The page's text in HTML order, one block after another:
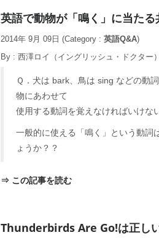
英語で動物が「鳴く」に当たる
2014年 9月 09日 (Category : 英語Q&A)
By : 西澤ロイ（イングリッシュ・ドクター）
Ｑ．犬は bark、鳥は sing などの動
物にあわせて
使用する動詞を覚えなければいけな
一般的に使える「鳴く」という動詞
ょうか？？
⇒ この記事を読む
Thunderbirds Are Go!は正し